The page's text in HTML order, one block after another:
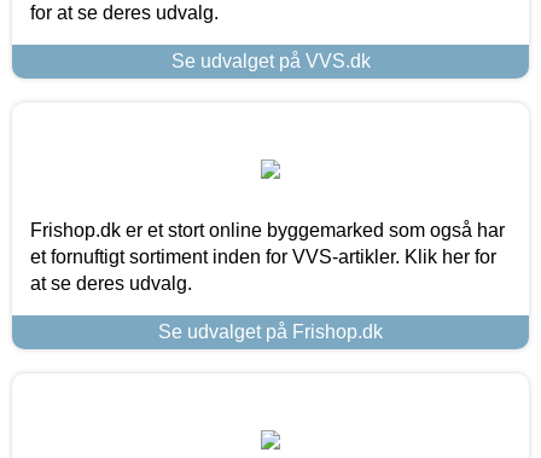
for at se deres udvalg.
Se udvalget på VVS.dk
Frishop.dk er et stort online byggemarked som også har
et fornuftigt sortiment inden for VVS-artikler. Klik her for
at se deres udvalg.
Se udvalget på Frishop.dk